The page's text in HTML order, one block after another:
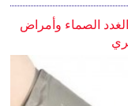
الصماء وأمراض